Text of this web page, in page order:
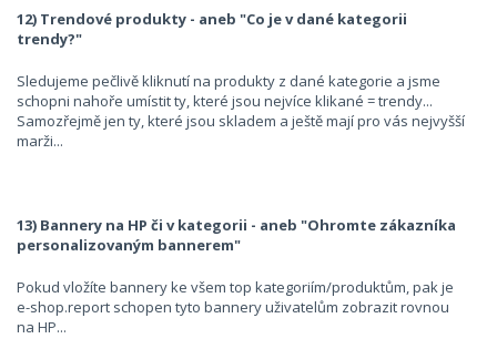
12) Trendové produkty - aneb "Co je v dané kategorii
trendy?"
Sledujeme pečlivě kliknutí na produkty z dané kategorie a jsme
schopni nahoře umístit ty, které jsou nejvíce klikané = trendy...
Samozřejmě jen ty, které jsou skladem a ještě mají pro vás nejvyšší
marži...
13) Bannery na HP či v kategorii - aneb "Ohromte zákazníka
personalizovaným bannerem"
Pokud vložíte bannery ke všem top kategoriím/produktům, pak je
e-shop.report schopen tyto bannery uživatelům zobrazit rovnou
na HP...